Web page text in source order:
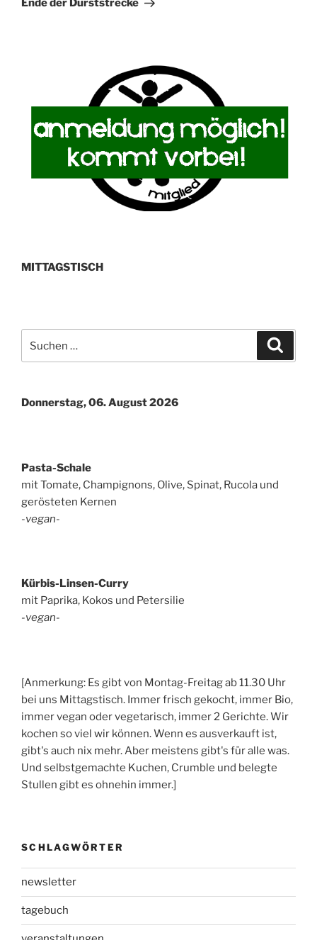
Ende der Durststrecke
MITTAGSTISCH
nach:
Donnerstag, 06. August 2026
Pasta-Schale
mit Tomate, Champignons, Olive, Spinat, Rucola und
gerösteten Kernen
-vegan-
Kürbis-Linsen-Curry
mit Paprika, Kokos und Petersilie
-vegan-
[Anmerkung: Es gibt von Montag-Freitag ab 11.30 Uhr
bei uns Mittagstisch. Immer frisch gekocht, immer Bio,
immer vegan oder vegetarisch, immer 2 Gerichte. Wir
kochen so viel wir können. Wenn es ausverkauft ist,
gibt's auch nix mehr. Aber meistens gibt's für alle was.
Und selbstgemachte Kuchen, Crumble und belegte
Stullen gibt es ohnehin immer.]
SCHLAGWÖRTER
newsletter
tagebuch